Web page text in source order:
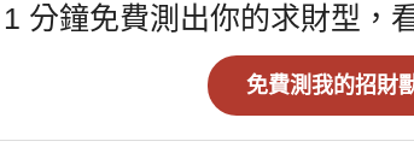
1 分鐘免費測出你的求財型，
免費測我的招財